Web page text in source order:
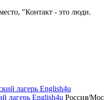
"Контакт - это люди.
лагерь English4u Россия/